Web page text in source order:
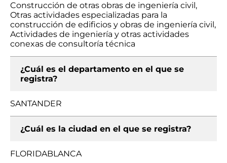
Construcción de otras obras de ingeniería civil,
Otras actividades especializadas para la
construcción de edificios y obras de ingeniería civil,
Actividades de ingeniería y otras actividades
conexas de consultoría técnica
¿Cuál es el departamento en el que se
registra?
SANTANDER
¿Cuál es la ciudad en el que se registra?
FLORIDABLANCA